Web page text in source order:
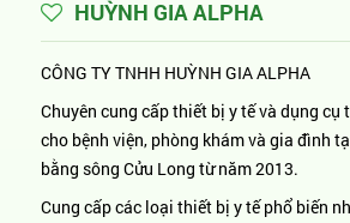
HUỲNH GIA ALPHA
CÔNG TY TNHH HUỲNH GIA ALPHA
Chuyên cung cấp thiết bị y tế và dụng cụ
cho bệnh viện, phòng khám và gia đình
bằng sông Cửu Long từ năm 2013.
Cung cấp các loại thiết bị y tế phổ biến